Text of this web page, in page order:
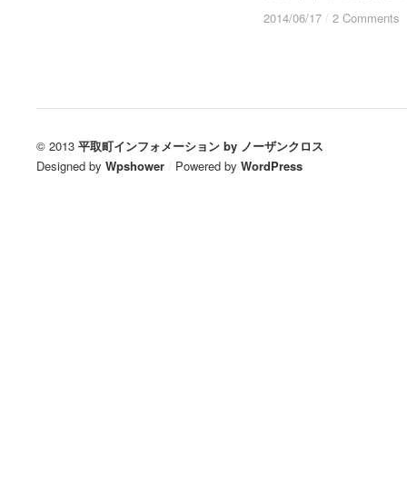
2014/06/17 / 2 Comments
2014/06/17 / 2 Comments
© 2013 平取町インフォメーション by ノーザンクロス
Designed by Wpshower / Powered by WordPress